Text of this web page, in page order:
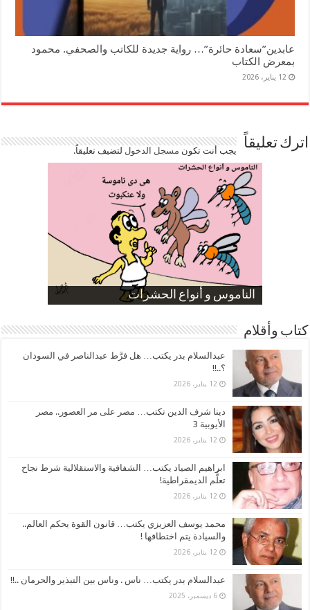
عابدين”سعادة حائرة”… رواية جديدة للكاتب والصحفي. محمود
بمعرض الكتاب
12 يناير، 2026
اترك تعليقاً يجب أنت تكون مسجل الدخوللتضيف تعليقاً.
الناموس و أنواع الحشرات
الموظفين بعد ارتفاع الأسعار
ارتفاع نسبة الطلاق في مصر
صورة كاركاتيرية
صورة كاركاتيرية
كتاب وأقلام
عبدالسلام بدر يكتب… هل فرَّط عبدالناصر في السودان
؟..!!
12 يناير، 2026
دينا شرف الدين تكتب… مصر على مر العصور.. مصر
الأيوبية 3
12 يناير، 2026
ابراهيم الصياد يكتب… الشفافية والاستقلالية شرط نجاح
تعلُّم الديمقراطية!
12 يناير، 2026
محمد يوسف العزيزي يكتب… قانون القوة يحكم العالم..
والسيادة يتم اختطافها !
12 يناير، 2026
عبدالسلام بدر يكتب… ناس . وناس بين التبذير والحرمان ..!!
6 ديسمبر، 2025